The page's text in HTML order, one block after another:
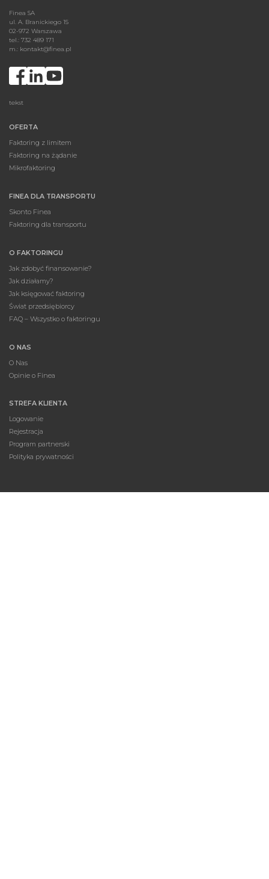
Finea SA
ul. A. Branickiego 15
02-972 Warszawa
tel.: 732 489 171
m.: kontakt@finea.pl
tekst
OFERTA
Faktoring z limitem
Faktoring na żądanie
Mikrofaktoring
FINEA DLA TRANSPORTU
Skonto Finea
Faktoring dla transportu
O FAKTORINGU
Jak zdobyć finansowanie?
Jak działamy?
Jak księgować faktoring
Świat przedsiębiorcy
FAQ – Wszystko o faktoringu
O NAS
O Nas
Opinie o Finea
STREFA KLIENTA
Logowanie
Rejestracja
Program partnerski
Polityka prywatności